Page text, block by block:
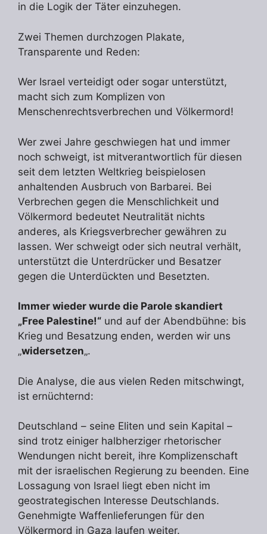
in die Logik der Täter einzuhegen.
Zwei Themen durchzogen Plakate,
Transparente und Reden:
Wer Israel verteidigt oder sogar unterstützt,
macht sich zum Komplizen von
Menschenrechtsverbrechen und Völkermord!
Wer zwei Jahre geschwiegen hat und immer
noch schweigt, ist mitverantwortlich für diesen
seit dem letzten Weltkrieg beispielosen
anhaltenden Ausbruch von Barbarei. Bei
Verbrechen gegen die Menschlichkeit und
Völkermord bedeutet Neutralität nichts
anderes, als Kriegsverbrecher gewähren zu
lassen. Wer schweigt oder sich neutral verhält,
unterstützt die Unterdrücker und Besatzer
gegen die Unterdückten und Besetzten.
Immer wieder wurde die Parole skandiert
„Free Palestine!“ und auf der Abendbühne: bis
Krieg und Besatzung enden, werden wir uns
„widersetzen„.
Die Analyse, die aus vielen Reden mitschwingt,
ist ernüchternd:
Deutschland – seine Eliten und sein Kapital –
sind trotz einiger halbherziger rhetorischer
Wendungen nicht bereit, ihre Komplizenschaft
mit der israelischen Regierung zu beenden. Eine
Lossagung von Israel liegt eben nicht im
geostrategischen Interesse Deutschlands.
Genehmigte Waffenlieferungen für den
Völkermord in Gaza laufen weiter.